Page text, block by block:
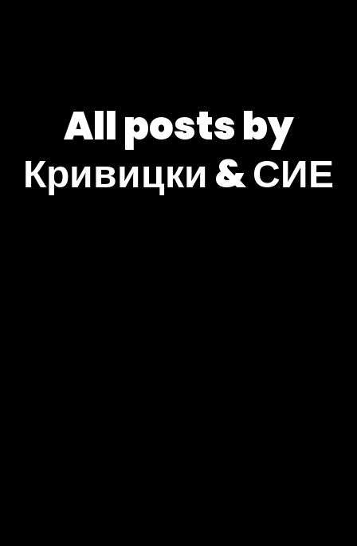
All posts by
Кривицки & СИЕ